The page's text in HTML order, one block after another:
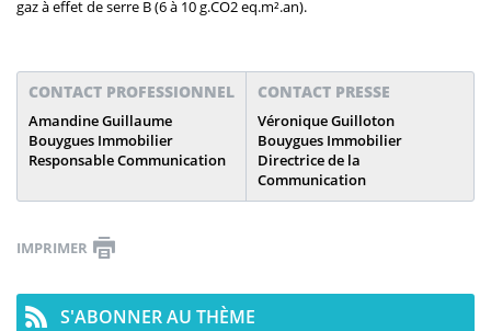
gaz à effet de serre B (6 à 10 g.CO2 eq.m².an).
CONTACT PROFESSIONNEL
Amandine Guillaume
Bouygues Immobilier
Responsable Communication
CONTACT PRESSE
Véronique Guilloton
Bouygues Immobilier
Directrice de la
Communication
IMPRIMER
S'ABONNER AU THÈME